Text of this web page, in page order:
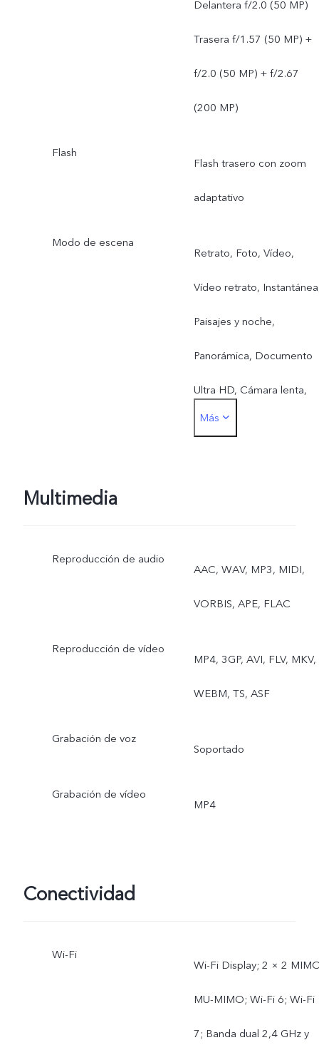
Delantera f/2.0 (50 MP)
Trasera f/1.57 (50 MP) +
f/2.0 (50 MP) + f/2.67
(200 MP)
Flash
Flash trasero con zoom
adaptativo
Modo de escena
Retrato, Foto, Vídeo,
Vídeo retrato,
Paisajes y noche,
Panorámica, Documento
Ultra HD, Cámara lenta,
Escenario, Time-lapse,
Más
Multimedia
Reproducción de audio
AAC, WAV, MP3, MIDI,
VORBIS, APE, FLAC
Reproducción de vídeo
MP4, 3GP, AVI, FLV, MKV,
WEBM, TS, ASF
Grabación de voz
Soportado
Grabación de vídeo
MP4
Conectividad
Wi-Fi
Wi-Fi Display; 2 × 2
MU-MIMO; Wi-Fi 6; Wi-Fi
7; Banda dual 2,4 GHz y